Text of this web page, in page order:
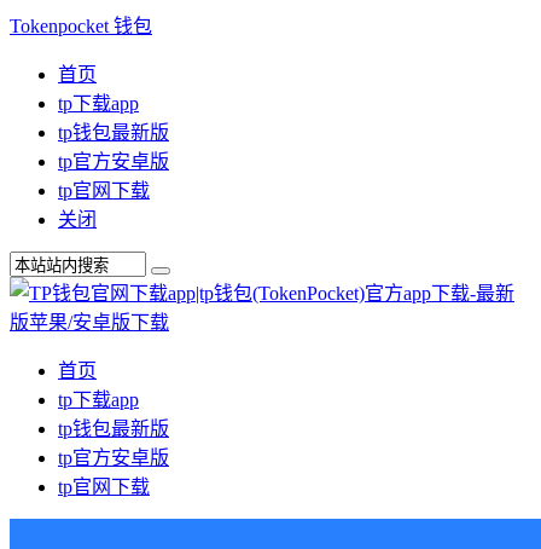
Tokenpocket 钱包
首页
tp下载app
tp钱包最新版
tp官方安卓版
tp官网下载
关闭
首页
tp下载app
tp钱包最新版
tp官方安卓版
tp官网下载